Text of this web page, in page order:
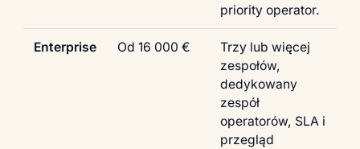
priority operator.
Enterprise Od 16 000 €
Trzy lub więcej
zespołów,
dedykowany
zespół
operatorów, SLA i
przegląd